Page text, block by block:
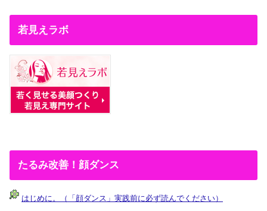
若見えラボ
たるみ改善！顔ダンス
はじめに。（「顔ダンス」実践前に必ず読んでください）